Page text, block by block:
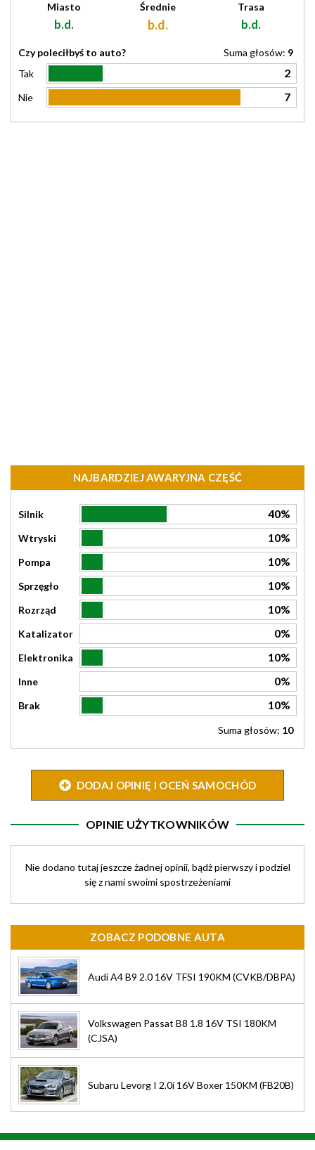
Miasto
b.d.
Średnie
b.d.
Trasa
b.d.
Czy poleciłbyś to auto? Suma głosów: 9
Tak
2
Nie 7
NAJBARDZIEJ AWARYJNA CZĘŚĆ
Silnik 40%
Wtryski 10%
Pompa 10%
Sprzęgło 10%
Rozrząd 10%
Katalizator 0%
Elektronika 10%
Inne 0%
Brak 10%
Suma głosów: 10
DODAJ OPINIĘ I OCEŃ SAMOCHÓD
OPINIE UŻYTKOWNIKÓW
Nie dodano tutaj jeszcze żadnej opinii, bądż pierwszy i podziel
się z nami swoimi spostrzeżeniami
ZOBACZ PODOBNE AUTA
Audi A4 B9 2.0 16V TFSI 190KM (CVKB/DBPA)
Volkswagen Passat B8 1.8 16V TSI 180KM
(CJSA)
Subaru Levorg I 2.0i 16V Boxer 150KM (FB20B)